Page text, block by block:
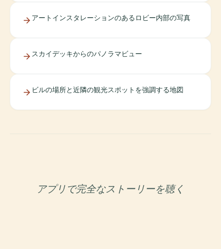
アートインスタレーションのあるロビー内部の写真
スカイデッキからのパノラマビュー
ビルの場所と近隣の観光スポットを強調する地図
アプリで完全なストーリーを聴く